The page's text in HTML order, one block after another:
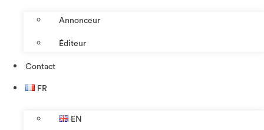
Annonceur
Éditeur
Contact
FR
EN